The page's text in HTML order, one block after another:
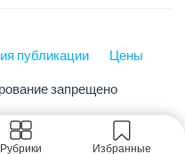
публикации Цены
запрещено
Рубрики Избранные